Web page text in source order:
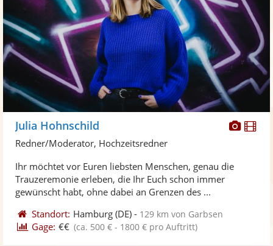
Julia Hohnschild
Redner/Moderator, Hochzeitsredner
Ihr möchtet vor Euren liebsten Menschen, genau die
Trauzeremonie erleben, die Ihr Euch schon immer
gewünscht habt, ohne dabei an Grenzen des ...
Standort: Hamburg (DE) - 129 km von Garbsen
Gage: €€ (ca. 500 € - 1800 € pro Auftritt)